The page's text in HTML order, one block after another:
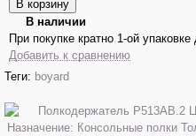
В наличии
При покупке кратно 1-ой
Добавить к сравнению
Теги: boyard